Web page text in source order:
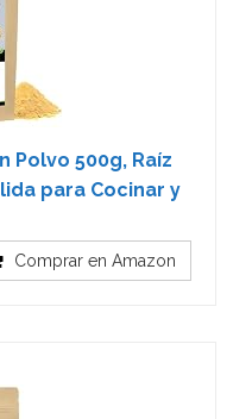
Polvo 500g, Raíz
para Cocinar y
Comprar en Amazon